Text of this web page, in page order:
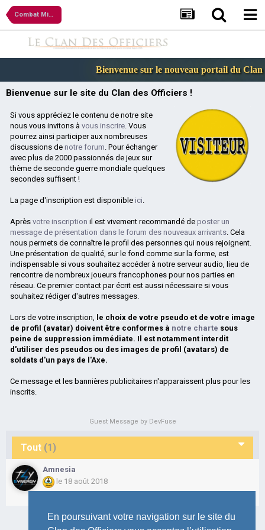
En poursuivant votre navigation sur le site du
Combat Mission
Bienvenue sur le nouveau portail du Clan
Bienvenue sur le site du Clan des Officiers !
Si vous appréciez le contenu de notre site
nous vous invitons à vous inscrire. Vous
pourrez ainsi participer aux nombreuses
discussions de notre forum. Pour échanger
avec plus de 2000 passionnés de jeux sur
thème de seconde guerre mondiale quelques
secondes suffisent !
La page d'inscription est disponible ici.
Après votre inscription il est vivement recommandé de poster un
message de présentation dans le forum des nouveaux arrivants. Cela
nous permets de connaître le profil des personnes qui nous rejoignent.
Une présentation de qualité, sur le fond comme sur la forme, est
indispensable si vous souhaitez accéder à notre serveur audio, lieu de
rencontre de nombreux joueurs francophones pour nos parties en
réseau. Ce premier contact par écrit est aussi nécessaire si vous
souhaitez rédiger d'autres messages.
Lors de votre inscription, le choix de votre pseudo et de votre image
de profil (avatar) doivent être conformes à notre charte sous
peine de suppression immédiate. Il est notamment interdit
d'utiliser des pseudos ou des images de profil (avatars) de
soldats d'un pays de l'Axe.
Ce message et les bannières publicitaires n'apparaissent plus pour les
inscrits.
Guest Message by DevFuse
Tout (1)
Amnesia
le 18 août 2018